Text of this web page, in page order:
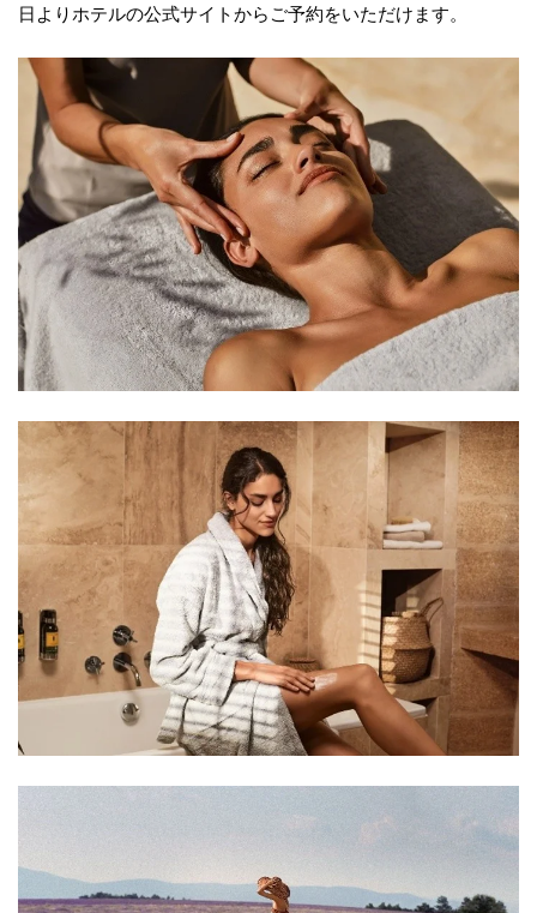
日よりホテルの公式サイトからご予約をいただけます。